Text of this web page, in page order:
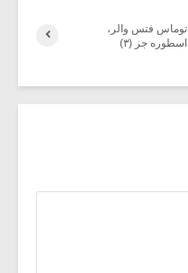
توماس فتس والر،
اسطوره جز (۳)